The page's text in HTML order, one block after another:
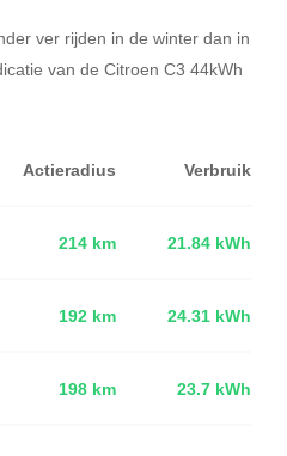
ver rijden in de winter dan in
van de Citroen C3 44kWh
Actieradius Verbruik
214 km 21.84 kWh
192 km 24.31 kWh
198 km 23.7 kWh